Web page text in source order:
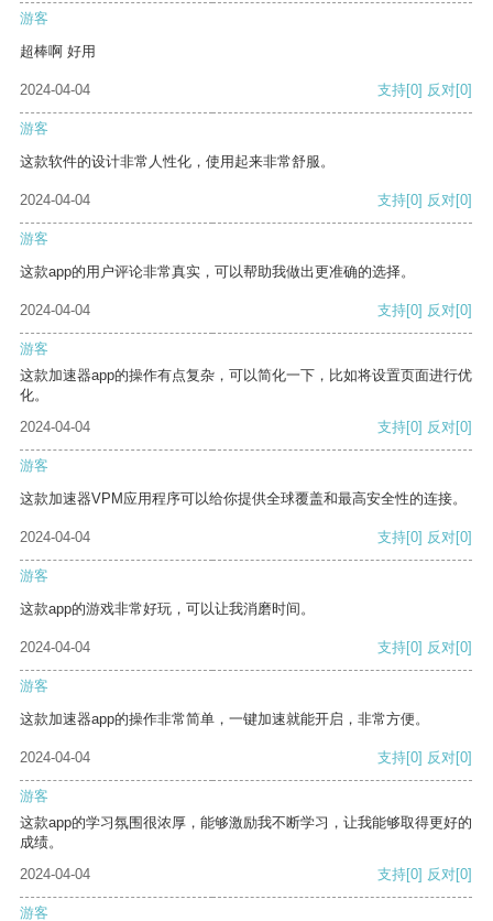
游客
超棒啊 好用
2024-04-04 支持[0] 反对[0]
游客
这款软件的设计非常人性化，使用起来非常舒服。
2024-04-04 支持[0] 反对[0]
游客
这款app的用户评论非常真实，可以帮助我做出更准确的选择。
2024-04-04 支持[0] 反对[0]
游客
这款加速器app的操作有点复杂，可以简化一下，比如将设置页面进行优
化。
2024-04-04
支持[0] 反对[0]
游客
这款加速器VPM应用程序可以给你提供全球覆盖和最高安全性的连接。
2024-04-04 支持[0] 反对[0]
游客
这款app的游戏非常好玩，可以让我消磨时间。
2024-04-04 支持[0] 反对[0]
游客
这款加速器app的操作非常简单，一键加速就能开启，非常方便。
2024-04-04 支持[0] 反对[0]
游客
这款app的学习氛围很浓厚，能够激励我不断学习，让我能够取得更好的
成绩。
2024-04-04
支持[0] 反对[0]
游客